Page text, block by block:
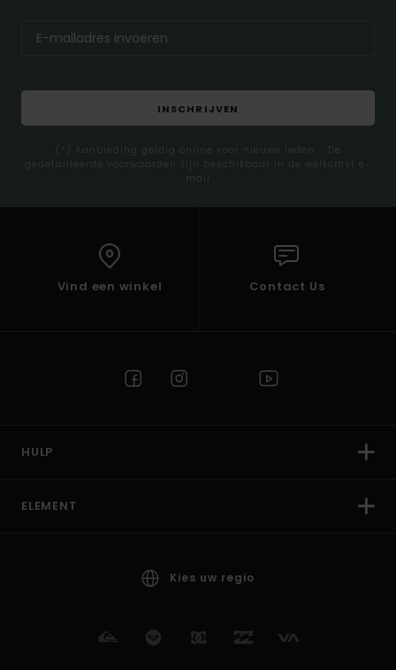
INSCHRIJVEN
(*) Aanbieding geldig online voor nieuwe leden - De
gedetailleerde voorwaarden zijn beschikbaar in de welkomst e-
mail
Vind een winkel Contact Us
HULP
ELEMENT
Kies uw regio